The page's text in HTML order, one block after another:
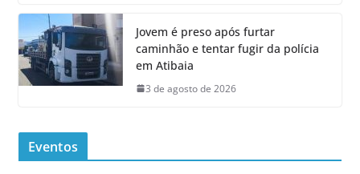
Jovem é preso após furtar
caminhão e tentar fugir da polícia
em Atibaia
3 de agosto de 2026
Eventos